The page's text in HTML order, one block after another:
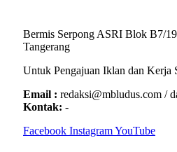
Bermis Serpong ASRI Blok B7/
Tangerang
Untuk Pengajuan Iklan dan Kerja
Email : redaksi@mbludus.com /
Kontak: -
Facebook InstagramYouTube